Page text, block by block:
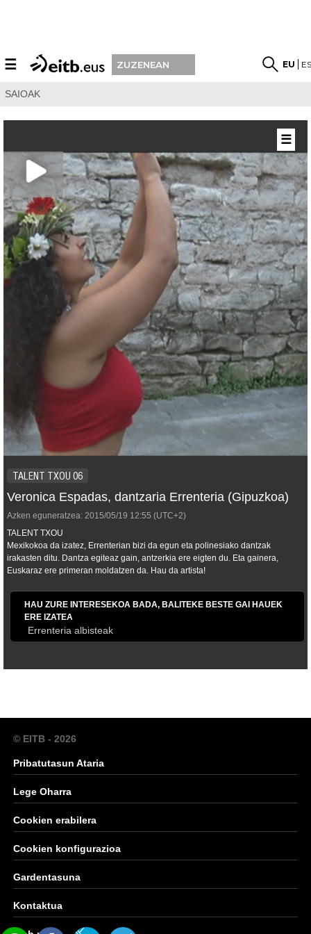
☰ ZUZENEAN EU
SAIOAK
TALENT TXOU 06
Veronica Espadas, dantzaria Errenteria (Gipuzkoa)
Azken eguneratzea: 2015/05/19 12:55 (UTC+2)
TALENT TXOU
Mexikokoa da izatez, Errenterian bizi da egun eta polinesiako dantzak
irakasten ditu. Dantza egiteaz gain, antzerkia ere eigten du. Eta gainera,
Euskaraz ere primeran moldatzen da. Hau da artista!
HAU ZURE INTERESEKOA BADA, BALITEKE BESTE GAI HAUEK
ERE IZATEA
Errenteria albisteak
☰
© EITB - 2026
Pribatutasun Ataria
Lege Oharra
Cookien erabilera
Cookien konfigurazioa
Gardentasuna
Kontaktua